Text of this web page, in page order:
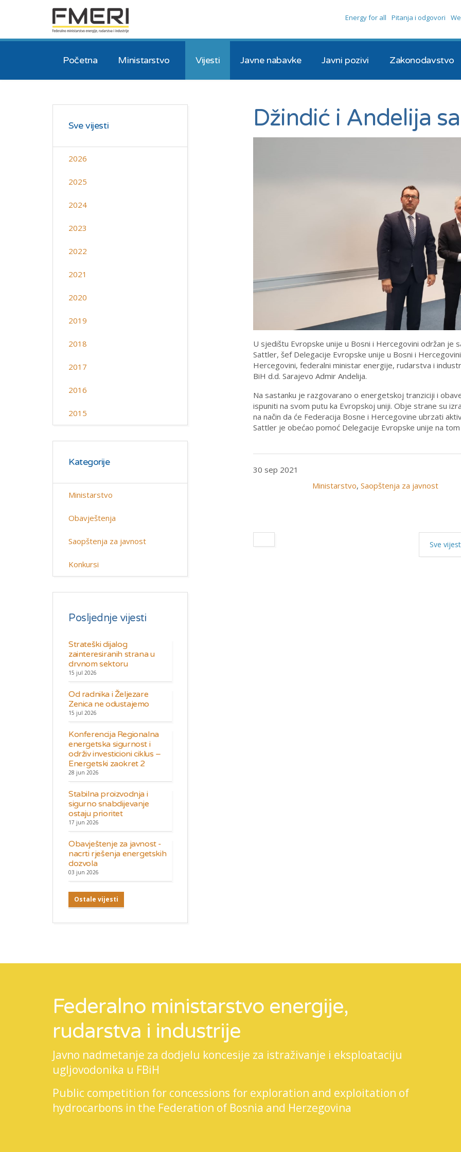
Početna Ministarstvo Vijesti Javne nabavke Javni pozivi Zakonodavstvo
Energy for all Pitanja i odgovori
Džindić i Andelija
U sjedištu Evropske unije u Bosni i Hercegovini održan je
Sattler, šef Delegacije Evropske unije u Bosni i
Hercegovini, federalni ministar energije, rudarstva i
BiH d.d. Sarajevo Admir Andelija.
Na sastanku je razgovarano o energetskoj tranziciji i
ispuniti na svom putu ka Evropskoj uniji. Obje strane su
na način da će Federacija Bosne i Hercegovine ubrzati
Sattler je obećao pomoć Delegacije Evropske unije na
30 sep 2021
Ministarstvo, Saopštenja za javnost
Sve
Sve vijesti
2026
2025
2024
2023
2022
2021
2020
2019
2018
2017
2016
2015
Kategorije
Ministarstvo
Obavještenja
Saopštenja za javnost
Konkursi
Posljednje vijesti
Strateški dijalog
zainteresiranih strana u
drvnom sektoru
15 jul 2026
Od radnika i Željezare
Zenica ne odustajemo
15 jul 2026
Konferencija Regionalna
energetska sigurnost i
održiv investicioni ciklus –
Energetski zaokret 2
28 jun 2026
Stabilna proizvodnja i
sigurno snabdijevanje
ostaju prioritet
17 jun 2026
Obavještenje za javnost -
nacrti rješenja energetskih
dozvola
03 jun 2026
Ostale vijesti
Federalno ministarstvo energije,
rudarstva i industrije
Javno nadmetanje za dodjelu koncesije za istraživanje i eksploataciju
ugljovodonika u FBiH
Public competition for concessions for exploration and exploitation of
hydrocarbons in the Federation of Bosnia and Herzegovina